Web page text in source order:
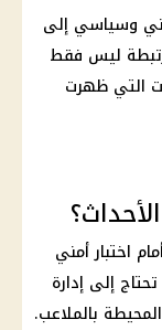
وسياسي إلى
ليس فقط
التي ظهرت
اختبار أمني
إلى إدارة
بالملاعب.